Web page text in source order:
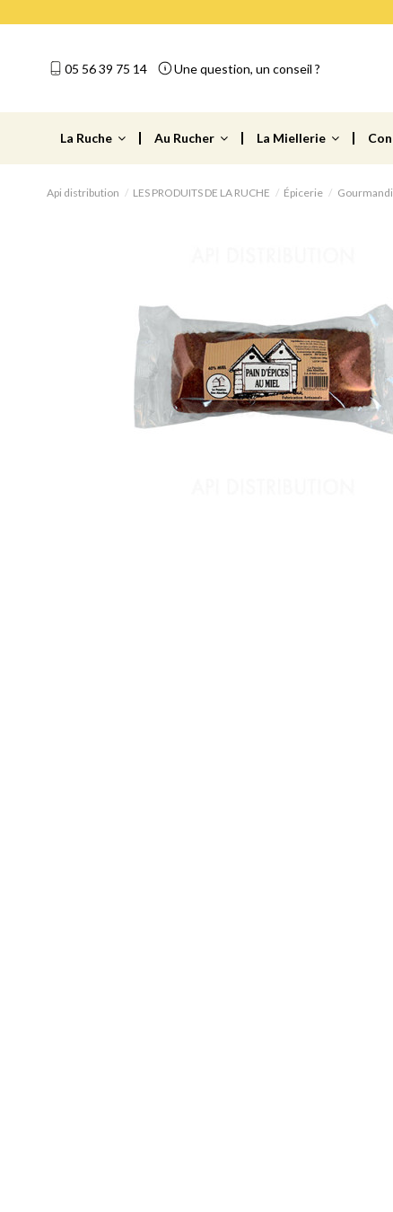
05 56 39 75 14 Une question, un conseil ?
La Ruche Au Rucher La Miellerie
Api distribution LES PRODUITS DE LA RUCHE Épicerie